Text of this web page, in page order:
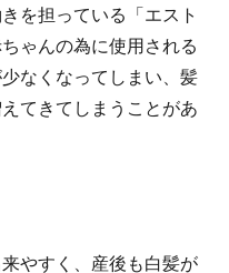
を担っている「エスト
ゃんの為に使用される
なくなってしまい、髪
てきてしまうことがあ
やすく、産後も白髪が